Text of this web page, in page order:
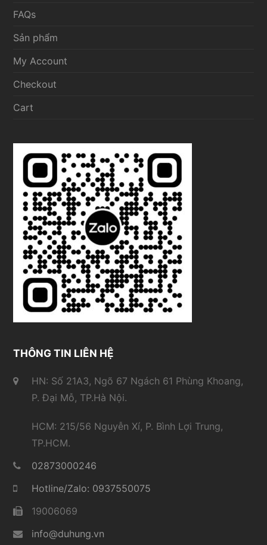
FAQs
Sản phẩm
My Account
Checkout
Cart
THÔNG TIN LIÊN HỆ
HN: Số 21A3, Ngõ 67 Ngách 61 Phùng Khoang,
P. Đại Mỗ, TP.Hà Nội.
HCM: 215/56 Nguyễn Xí, P. Bình Lợi Trung,
TP.HCM.
02873000246
Hotline/Zalo: 0937550075
19006069
info@duhung.vn